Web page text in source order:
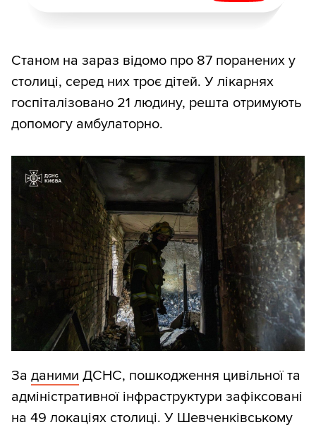
Станом на зараз відомо про 87 поранених у
столиці, серед них троє дітей. У лікарнях
госпіталізовано 21 людину, решта отримують
допомогу амбулаторно.
За даними ДСНС, пошкодження цивільної та
адміністративної інфраструктури зафіксовані
на 49 локаціях столиці. У Шевченківському